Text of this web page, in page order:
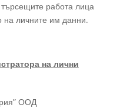
търсещите работа лица
на личните им данни.
на лични
ООД